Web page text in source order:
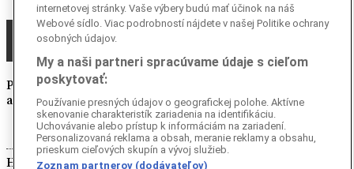
Prebudená Etna pozastavila v sobotu 8.
augusta dopoludnia prílety na letisko v Katánii
Holandsko: Pri prístave v Rotterdame horeli
internetovej stránky. Vaše výbery budú mať účinok na náš
Webové sídlo. Viac podrobností nájdete v našej Politike ochrany
osobných údajov.
My a naši partneri spracúvame údaje s cieľom
poskytovať:
Používanie presných údajov o geografickej polohe. Aktívne
skenovanie charakteristík zariadenia na identifikáciu.
Uchovávanie alebo prístup k informáciám na zariadení.
Personalizovaná reklama a obsah, meranie reklamy a obsahu,
prieskum cieľových skupín a vývoj služieb.
Zoznam partnerov (dodávateľov)